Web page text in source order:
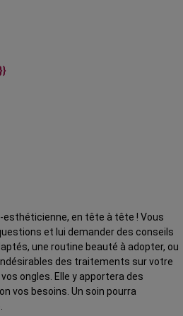
en tête à tête ! Vous
et lui demander des conseils
une routine beauté à adopter, ou
des traitements sur votre
ongles. Elle y apportera des
vos besoins. Un soin pourra